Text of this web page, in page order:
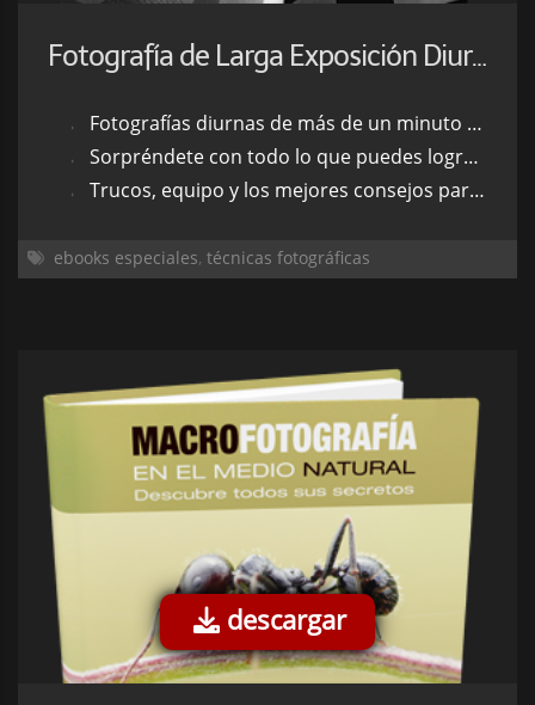
Fotografía de Larga Exposición Diurna: Esa Gran Desconocida
Fotografías diurnas de más de un minuto de exposición.
Sorpréndete con todo lo que puedes lograr a través de esta técnica.
Trucos, equipo y los mejores consejos para dominar este tipo de fotografía.
ebooks especiales, técnicas fotográficas
descargar